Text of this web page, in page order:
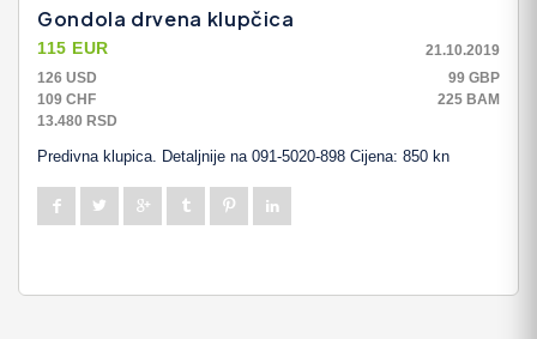
Gondola drvena klupčica
115 EUR
21.10.2019
126 USD
99 GBP
109 CHF
225 BAM
13.480 RSD
Predivna klupica. Detaljnije na 091-5020-898 Cijena: 850 kn